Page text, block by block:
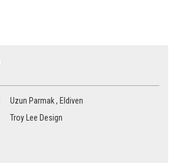
Uzun Parmak , Eldiven
Troy Lee Design